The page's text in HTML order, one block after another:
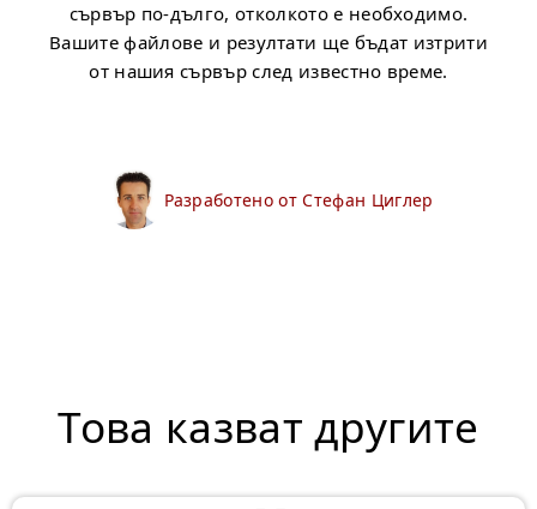
сървър по-дълго, отколкото е необходимо.
Вашите файлове и резултати ще бъдат изтрити
от нашия сървър след известно време.
Разработено от Стефан Циглер
Това казват другите